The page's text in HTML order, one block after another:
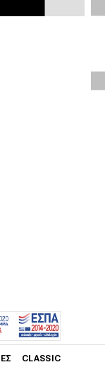
CLASSIC
κρατάς